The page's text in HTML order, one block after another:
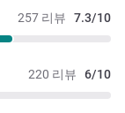
257 리뷰 7.3/10
220 리뷰 6/10